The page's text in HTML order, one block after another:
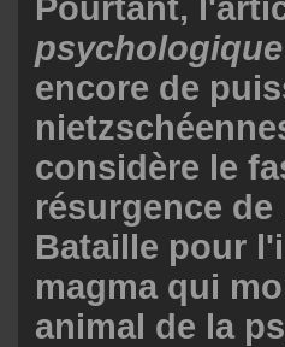
Pourtant,
encore de
considère le
résurgence
Bataille pour
magma qui
animal de la